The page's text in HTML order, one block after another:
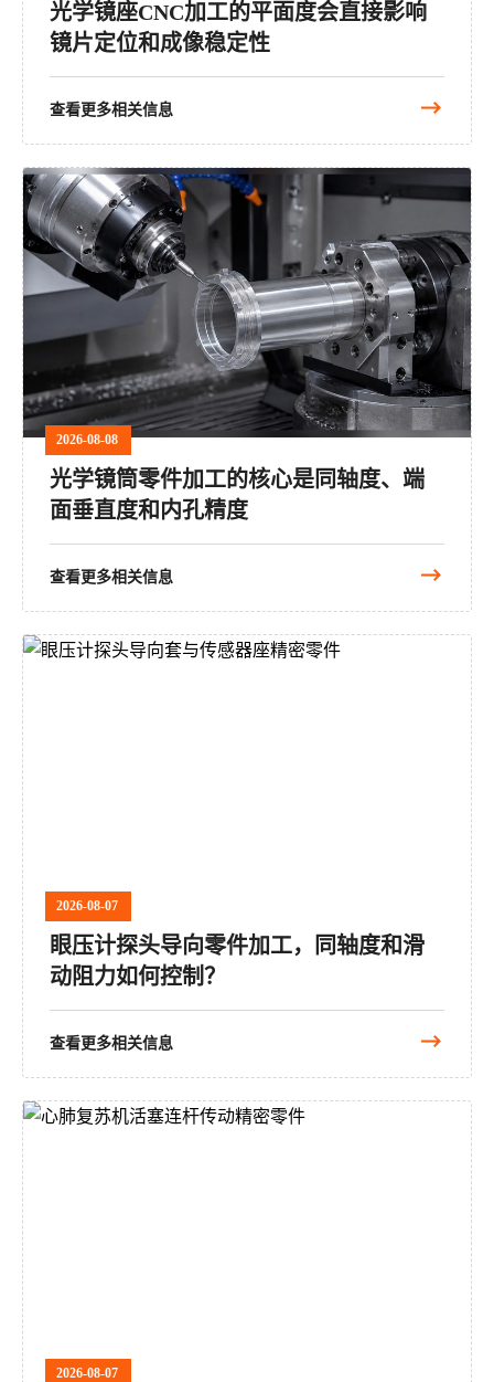
光学镜座CNC加工的平面度会直接影响
镜片定位和成像稳定性
查看更多相关信息
2026-08-08
光学镜筒零件加工的核心是同轴度、端
面垂直度和内孔精度
查看更多相关信息
2026-08-07
眼压计探头导向零件加工，同轴度和滑
动阻力如何控制？
查看更多相关信息
2026-08-07